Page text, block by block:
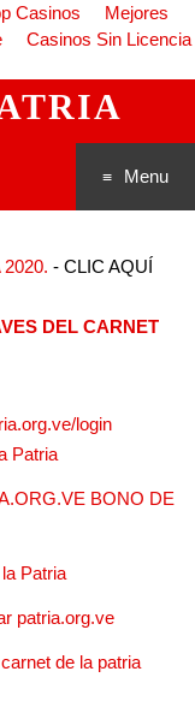
Casinos
Mejores
Casinos Sin Licencia
Menu
do
- CLIC AQUÍ
DEL CARNET
login
Patria
BONO DE
Patria
patria.org.ve
de la patria